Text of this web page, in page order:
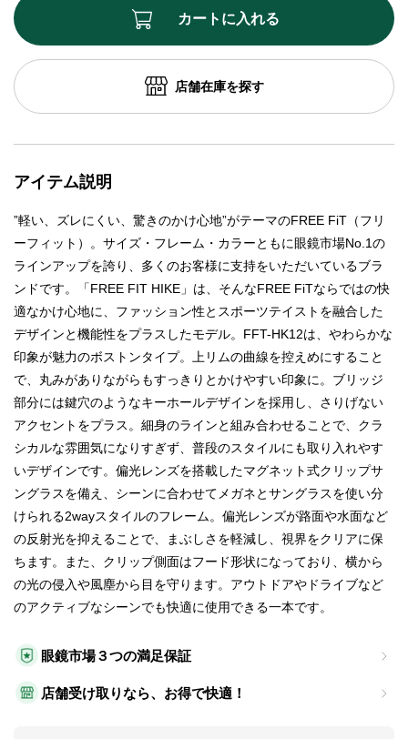
眼鏡市場３つの満足保証
店舗受け取りなら、お得で快適！
カートに入れる
店舗在庫を探す
アイテム説明
”軽い、ズレにくい、驚きのかけ心地”がテーマのFREE FiT（フリ
ーフィット）。サイズ・フレーム・カラーともに眼鏡市場No.1の
ラインアップを誇り、多くのお客様に支持をいただいているブラ
ンドです。「FREE FIT HIKE」は、そんなFREE FiTならではの快
適なかけ心地に、ファッション性とスポーツテイストを融合した
デザインと機能性をプラスしたモデル。FFT-HK12は、やわらかな
印象が魅力のボストンタイプ。上リムの曲線を控えめにすること
で、丸みがありながらもすっきりとかけやすい印象に。ブリッジ
部分には鍵穴のようなキーホールデザインを採用し、さりげない
アクセントをプラス。細身のラインと組み合わせることで、クラ
シカルな雰囲気になりすぎず、普段のスタイルにも取り入れやす
いデザインです。偏光レンズを搭載したマグネット式クリップサ
ングラスを備え、シーンに合わせてメガネとサングラスを使い分
けられる2wayスタイルのフレーム。偏光レンズが路面や水面など
の反射光を抑えることで、まぶしさを軽減し、視界をクリアに保
ちます。また、クリップ側面はフード形状になっており、横から
の光の侵入や風塵から目を守ります。アウトドアやドライブなど
のアクティブなシーンでも快適に使用できる一本です。